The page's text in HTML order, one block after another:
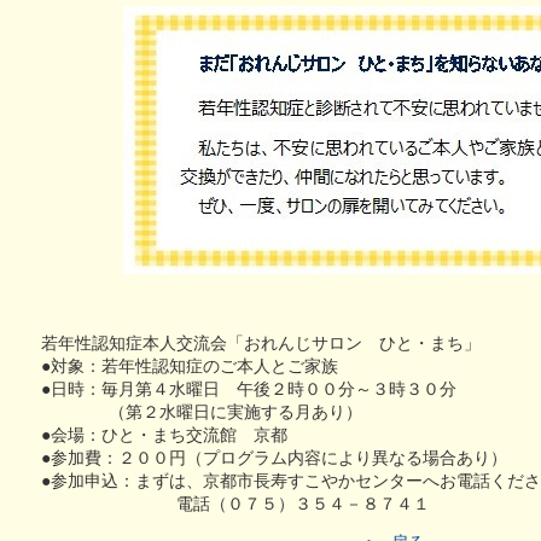
若年性認知症本人交流会「おれんじサロン ひと・まち」
●対象：若年性認知症のご本人とご家族
●日時：毎月第４水曜日 午後２時００分～３時３０分
（第２水曜日に実施する月あり）
●会場：ひと・まち交流館 京都
●参加費：２００円（プログラム内容により異なる場合あり）
●参加申込：まずは、京都市長寿すこやかセンターへお電話くだ
電話（０７５）３５４－８７４１